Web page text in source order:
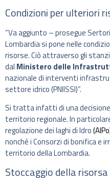
Condizioni per ulteriori
“Va aggiunto – prosegue
Lombardia si pone nelle
risorse. Ciò attraverso gli
dal Ministero delle
nazionale di interventi
settore idrico (PNIISSI)”.
Si tratta infatti di una
territorio regionale. In
regolazione dei laghi di Idro
nonché i Consorzi di bonifica e
territorio della Lombardia.
Stoccaggio della